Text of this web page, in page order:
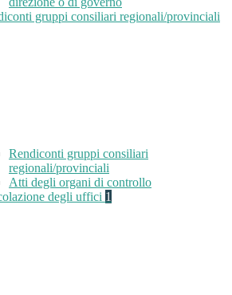
gruppi consiliari regionali/provinciali
Rendiconti gruppi consiliari
regionali/provinciali
Atti degli organi di controllo
degli uffici 1